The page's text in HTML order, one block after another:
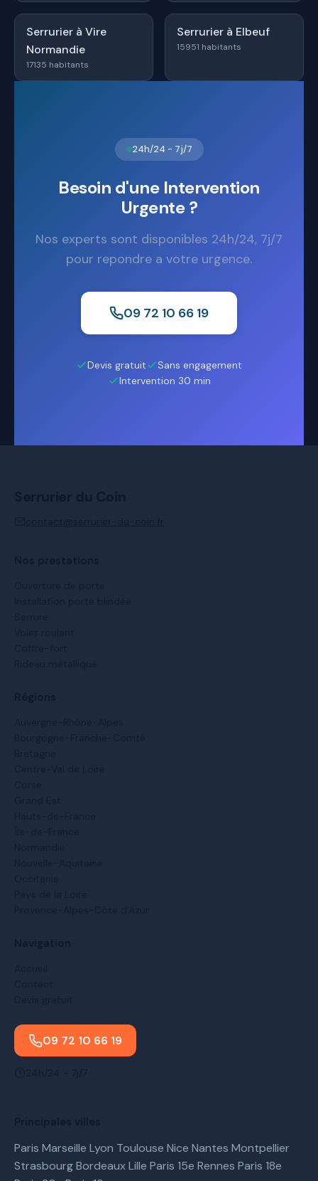
Serrurier à Vire
Normandie
17135 habitants
Serrurier à Elbeuf
15951 habitants
24h/24 - 7j/7
Besoin d'une Intervention
Urgente ?
Nos experts sont disponibles 24h/24, 7j/7
pour repondre a votre urgence.
09 72 10 66 19
Devis gratuit
Sans engagement
Intervention 30 min
09 72 10 66 19
Paris Marseille Lyon Toulouse Nice Nantes Montpellier
StrasbourgBordeauxLille Paris 15e Rennes Paris 18e